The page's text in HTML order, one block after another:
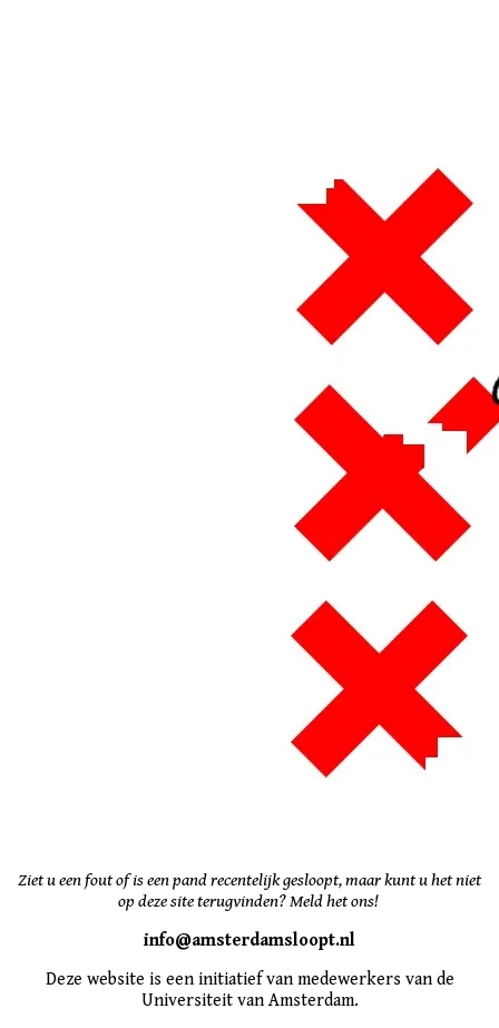
Ziet u een fout of is een pand recentelijk gesloopt, maar kunt u het niet
op deze site terugvinden? Meld het ons!
info@amsterdamsloopt.nl
Deze website is een initiatief van medewerkers van de
Universiteit van Amsterdam.